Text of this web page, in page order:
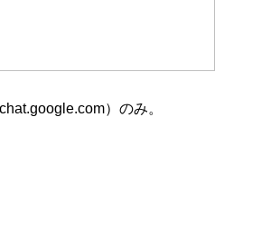
）のみ。